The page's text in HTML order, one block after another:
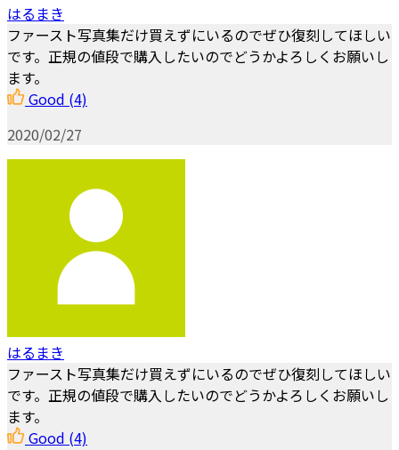
はるまき
ファースト写真集だけ買えずにいるのでぜひ復刻してほしい
です。正規の値段で購入したいのでどうかよろしくお願いし
ます。
Good (4)
2020/02/27
はるまき
ファースト写真集だけ買えずにいるのでぜひ復刻してほしい
です。正規の値段で購入したいのでどうかよろしくお願いし
ます。
Good (4)